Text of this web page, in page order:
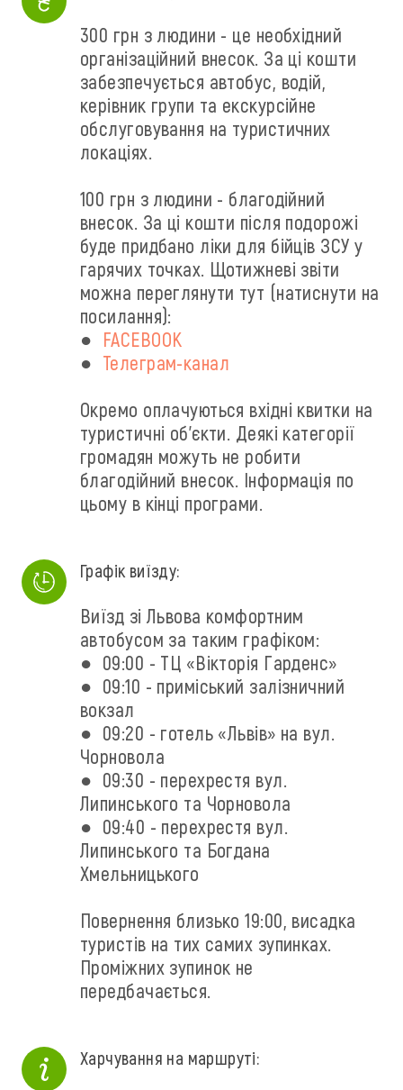
300 грн з людини - це необхідний
організаційний внесок. За ці кошти
забезпечується автобус, водій,
керівник групи та екскурсійне
обслуговування на туристичних
локаціях.
100 грн з людини - благодійний
внесок. За ці кошти після подорожі
буде придбано ліки для бійців ЗСУ у
гарячих точках. Щотижневі звіти
можна переглянути тут (натиснути на
посилання):
● FACEBOOK
● Телеграм-канал
Окремо оплачуються вхідні квитки на
туристичні об'єкти. Деякі категорії
громадян можуть не робити
благодійний внесок. Інформація по
цьому в кінці програми.
Графік виїзду:
Виїзд зі Львова комфортним
автобусом за таким графіком:
● 09:00 - ТЦ «‎Вікторія Гарденс»
● 09:10 - приміський залізничний
вокзал
● 09:20 - готель «‎Львів» на вул.
Чорновола
● 09:30 - перехрестя вул.
Липинського та Чорновола
● 09:40 - перехрестя вул.
Липинського та Богдана
Хмельницького
Повернення близько 19:00, висадка
туристів на тих самих зупинках.
Проміжних зупинок не
передбачається.
Харчування на маршруті: